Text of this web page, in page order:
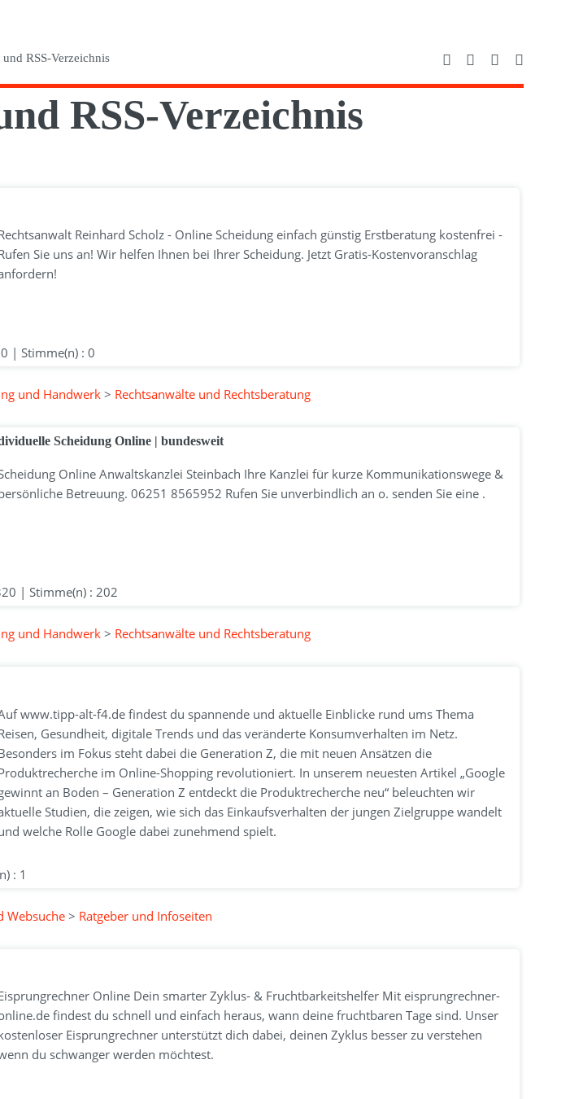
RSS-Verzeichnis
Reinhard Scholz - Online Scheidung einfach günstig Erstberatung kostenfrei -
Sie uns an! Wir helfen Ihnen bei Ihrer Scheidung. Jetzt Gratis-Kostenvoranschlag
| Stimme(n) : 0
und Handwerk > Rechtsanwälte und Rechtsberatung
Scheidung Online | bundesweit
Online Anwaltskanzlei Steinbach Ihre Kanzlei für kurze Kommunikationswege &
Betreuung. 06251 8565952 Rufen Sie unverbindlich an o. senden Sie eine .
| Stimme(n) : 202
und Handwerk > Rechtsanwälte und Rechtsberatung
www.tipp-alt-f4.de findest du spannende und aktuelle Einblicke rund ums Thema
Gesundheit, digitale Trends und das veränderte Konsumverhalten im Netz.
im Fokus steht dabei die Generation Z, die mit neuen Ansätzen die
im Online-Shopping revolutioniert. In unserem neuesten Artikel „Google
an Boden – Generation Z entdeckt die Produktrecherche neu“ beleuchten wir
Studien, die zeigen, wie sich das Einkaufsverhalten der jungen Zielgruppe wandelt
welche Rolle Google dabei zunehmend spielt.
: 1
Websuche > Ratgeber und Infoseiten
Online Dein smarter Zyklus- & Fruchtbarkeitshelfer Mit eisprungrechner-
findest du schnell und einfach heraus, wann deine fruchtbaren Tage sind. Unser
Eisprungrechner unterstützt dich dabei, deinen Zyklus besser zu verstehen
du schwanger werden möchtest.